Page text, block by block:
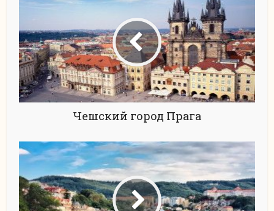
Чешский город Прага